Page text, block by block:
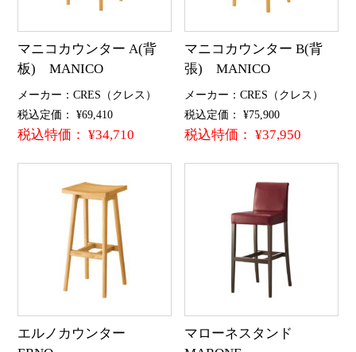
マニコカウンター A(背
板) MANICO
メーカー：CRES（クレス）
税込定価： ¥69,410
税込特価： ¥34,710
マニコカウンター B(背
張) MANICO
メーカー：CRES（クレス）
税込定価： ¥75,900
税込特価： ¥37,950
エルノカウンター
マローネスタンド